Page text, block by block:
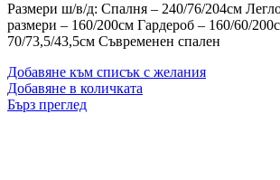
Размери ш/в/д: Спалня – 240/76/204см
размери – 160/200см Гардероб – 160/60/
70/73,5/43,5см Съвременен спален
Добавяне към списък с желания
Добавяне в количката
Бърз преглед